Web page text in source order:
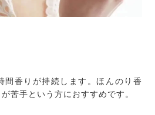
間香りが持続します。ほんのり香
苦手という方におすすめです。